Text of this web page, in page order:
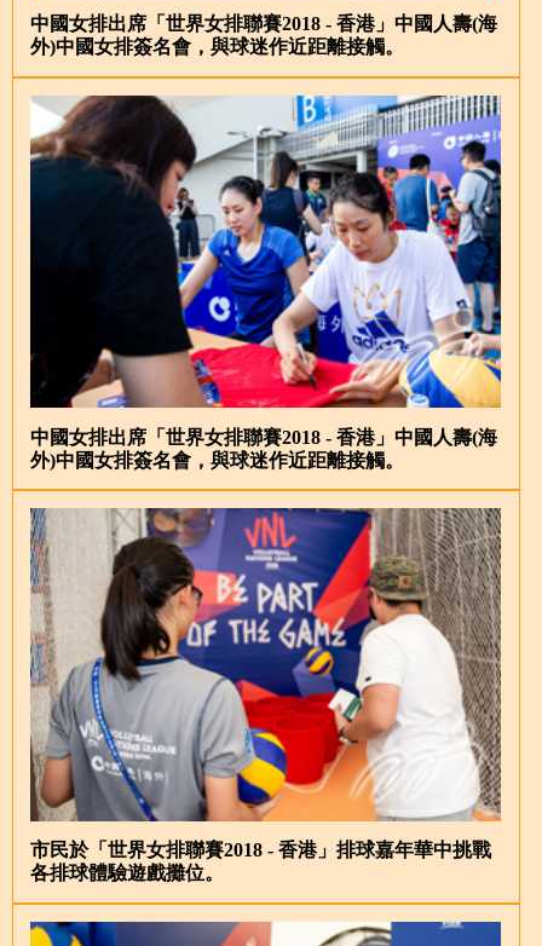
中國女排出席「世界女排聯賽2018 - 香港」中國人壽(海
外)中國女排簽名會，與球迷作近距離接觸。
中國女排出席「世界女排聯賽2018 - 香港」中國人壽(海
外)中國女排簽名會，與球迷作近距離接觸。
市民於「世界女排聯賽2018 - 香港」排球嘉年華中挑戰
各排球體驗遊戲攤位。